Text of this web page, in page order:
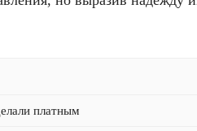
платным